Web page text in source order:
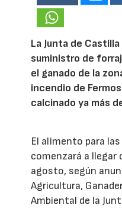
La Junta de
suministro de
el ganado de la
incendio de
calcinado ya más
El alimento para
comenzará a llegar
agosto, según
Agricultura,
Ambiental de la